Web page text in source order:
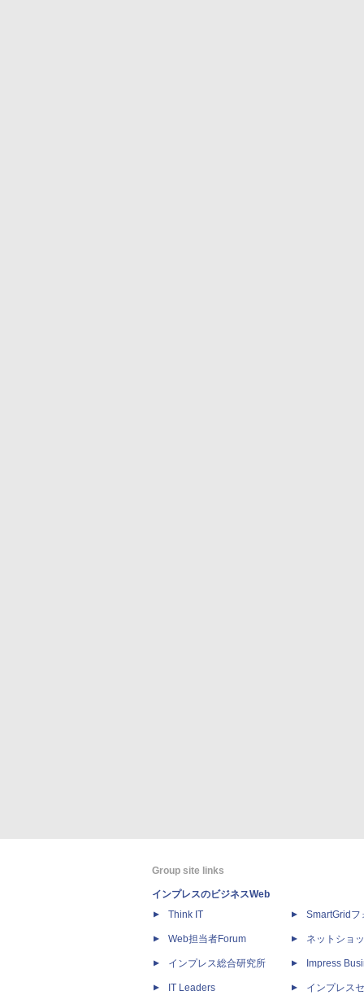
Group site links
インプレスのビジネスWeb
Think IT
Web担当者Forum
インプレス総合研究所
IT Leaders
SmartGridフ
ネットショ
Impress
インプレス